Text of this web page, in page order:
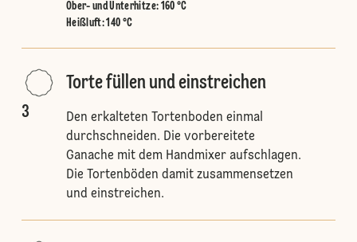
Ober- und Unterhitze: 160 °C
Heißluft:140 °C
3
Torte füllen und einstreichen
Den erkalteten Tortenboden einmal
durchschneiden. Die vorbereitete
Ganache mit dem Handmixer aufschlagen.
Die Tortenböden damit zusammensetzen
und einstreichen.